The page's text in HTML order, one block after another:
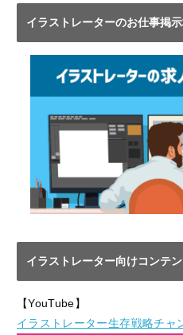
イラストレーターのお仕事掲
イラストレーター向けコンテ
【YouTube】
イラストレーター生存戦略チャ